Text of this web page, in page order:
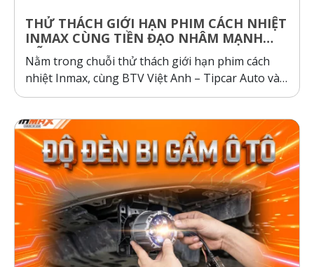
THỬ THÁCH GIỚI HẠN PHIM CÁCH NHIỆT
INMAX CÙNG TIỀN ĐẠO NHÂM MẠNH
DŨNG
Nằm trong chuỗi thử thách giới hạn phim cách
nhiệt Inmax, cùng BTV Việt Anh – Tipcar Auto và
cầu thủ Nhâm Mạnh Dũng so sánh và kiểm
các dòng phim cách nhiệt cơ chế phản xạ và hấp
thụ...